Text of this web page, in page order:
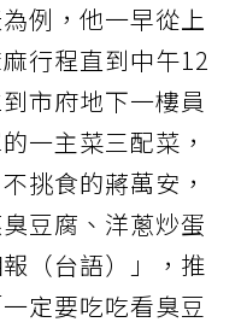
例，他一早從上
行程直到中午12
市府地下一樓員
一主菜三配菜，
挑食的蔣萬安，
豆腐、洋蔥炒蛋
（台語）」，推
定要吃吃看臭豆